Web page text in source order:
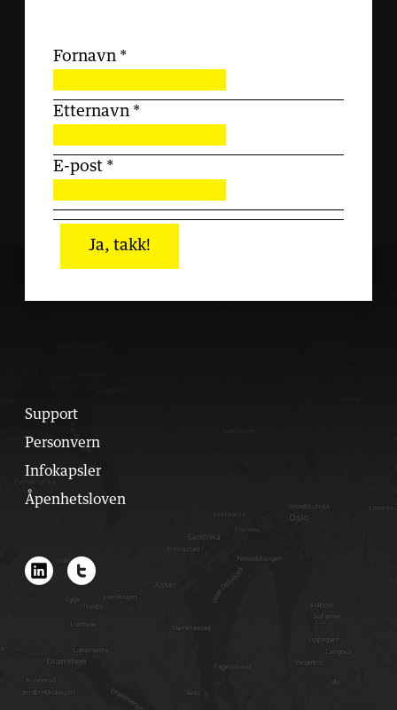
Fornavn *
Etternavn *
E-post *
Ja, takk!
Support
Personvern
Infokapsler
Åpenhetsloven